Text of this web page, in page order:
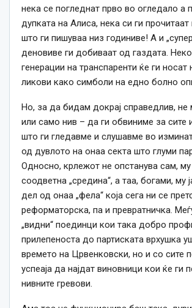
нека се погледнат прво во огледало а
дупката на Алиса, нека си ги прочитаат
што ги пишуваа низ годиниве! А и
деновиве ги добиваат од газдата.
генерации на транспаренти ќе ги носат
ликови како симболи на едно болно
Но, за да бидам докрај справедлив,
или само нив – да ги обвиниме за сите
што ги гледавме и слушавме во
од дувлото на онаа секта што глуми
Односно, крлежот не опстанува сам, му
соодветна „средина“, а таа, богами, му
дел од онаа „фела“ која сега ни се
реформаторска, па и превратничка.
„видни“ поединци кои така добро
прилепеноста до партиската врхушка
времето на Црвенковски, но и со сите
успеаја да најдат виновници кои ќе ги
нивните гревови.